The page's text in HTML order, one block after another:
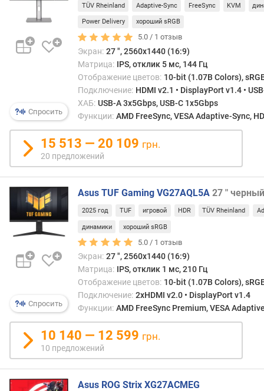
е
т
в
д
л
о
ж
е
н
и
й
и
а
н
а
ь
)
Спросить
TÜV Rheinland Adaptive-Sync FreeSync KVM
Power Delivery хороший sRGB
5.0 / 1 отзыв
Экран: 27 ", 2560x1440 (16:9)
Матрица: IPS, отклик 5 мс, 144 Гц
Отображение цветов: 10-bit (1.07B Colors),
Подключение: HDMI v2.1 • DisplayPort v1.4 •
ХАБ: USB-A 3x5Gbps, USB-C 1x5Gbps
Функции: AMD FreeSync, VESA Adaptive-Sync,
15 513 — 20 109 грн.
20 предложений
Спросить
Asus TUF Gaming VG27AQL5A 27 " черный
2025 год TUF игровой HDR TÜV Rheinland
динамики хороший sRGB
5.0 / 1 отзыв
Экран: 27 ", 2560x1440 (16:9)
Матрица: IPS, отклик 1 мс, 210 Гц
Отображение цветов: 10-bit (1.07B Colors),
Подключение: 2xHDMI v2.0 • DisplayPort v1.4
Функции: AMD FreeSync Premium, VESA
10 140 — 12 599 грн.
10 предложений
Asus ROG Strix XG27ACMEG